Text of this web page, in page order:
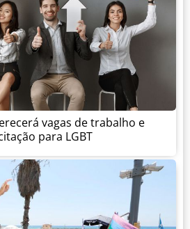
vagas de trabalho e
para LGBT